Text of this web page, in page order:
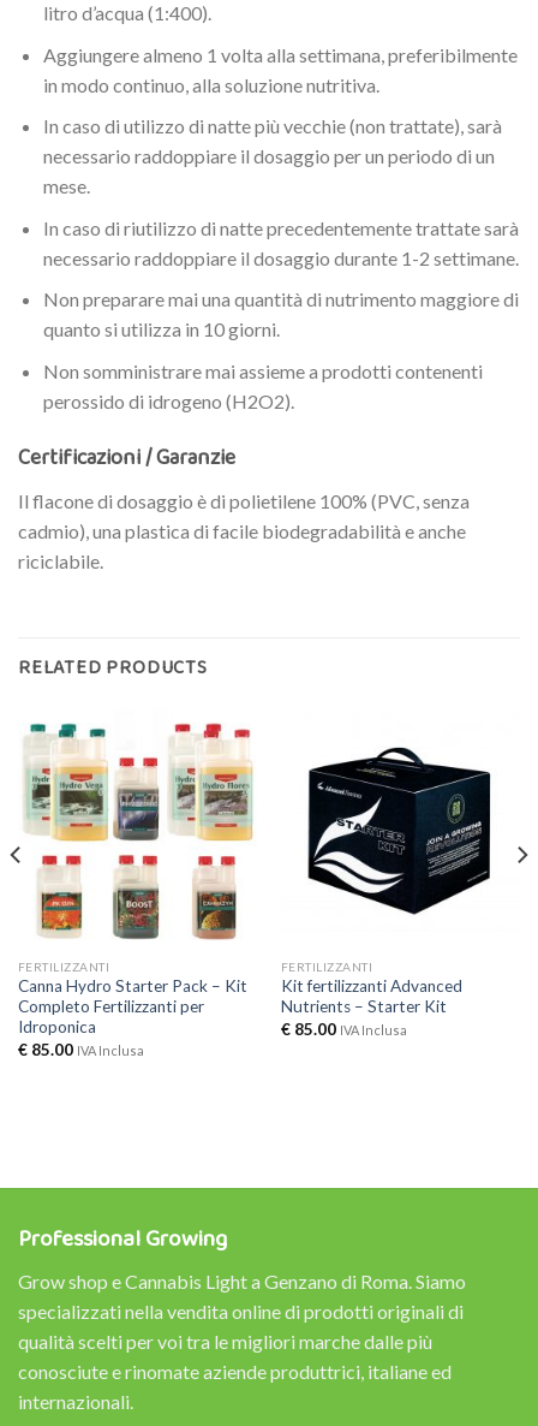
litro d’acqua (1:400).
Aggiungere almeno 1 volta alla settimana, preferibilmente
in modo continuo, alla soluzione nutritiva.
In caso di utilizzo di natte più vecchie (non trattate), sarà
necessario raddoppiare il dosaggio per un periodo di un
mese.
In caso di riutilizzo di natte precedentemente trattate sarà
necessario raddoppiare il dosaggio durante 1-2 settimane.
Non preparare mai una quantità di nutrimento maggiore di
quanto si utilizza in 10 giorni.
Non somministrare mai assieme a prodotti contenenti
perossido di idrogeno (H2O2).
Certificazioni / Garanzie
Il flacone di dosaggio è di polietilene 100% (PVC, senza
cadmio), una plastica di facile biodegradabilità e anche
riciclabile.
RELATED PRODUCTS
FERTILIZZANTI
Canna Hydro Starter Pack – Kit
Completo Fertilizzanti per
Idroponica
€85.00 IVA Inclusa
FERTILIZZANTI
Kit fertilizzanti Advanced
Nutrients – Starter Kit
€85.00 IVA Inclusa
Professional Growing
Grow shop e Cannabis Light a Genzano di Roma. Siamo
specializzati nella vendita online di prodotti originali di
qualità scelti per voi tra le migliori marche dalle più
conosciute e rinomate aziende produttrici, italiane ed
internazionali.